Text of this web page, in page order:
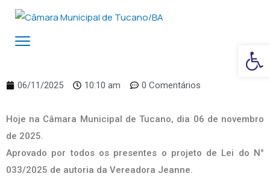
06/11/2025 10:10 am 0 Comentários
Hoje na Câmara Municipal de Tucano, dia 06 de novembro
de 2025.
Aprovado por todos os presentes o projeto de Lei do N°
033/2025 de autoria da Vereadora Jeanne.